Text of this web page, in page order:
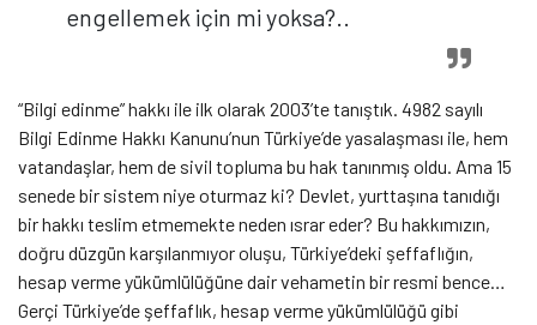
engellemek için mi yoksa?..
“Bilgi edinme” hakkı ile ilk olarak 2003’te tanıştık. 4982 sayılı
Bilgi Edinme Hakkı Kanunu’nun Türkiye’de yasalaşması ile, hem
vatandaşlar, hem de sivil topluma bu hak tanınmış oldu. Ama 15
senede bir sistem niye oturmaz ki? Devlet, yurttaşına tanıdığı
bir hakkı teslim etmemekte neden ısrar eder? Bu hakkımızın,
doğru düzgün karşılanmıyor oluşu, Türkiye’deki şeffaflığın,
hesap verme yükümlülüğüne dair vehametin bir resmi bence…
Gerçi Türkiye’de şeffaflık, hesap verme yükümlülüğü gibi